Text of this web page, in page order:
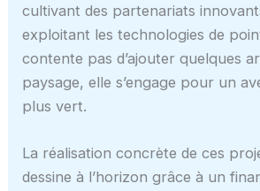
cultivant des partenariats
exploitant les technologies de
contente pas d’ajouter quelques
paysage, elle s’engage pour un
plus vert.
La réalisation concrète de ces
dessine à l’horizon grâce à un